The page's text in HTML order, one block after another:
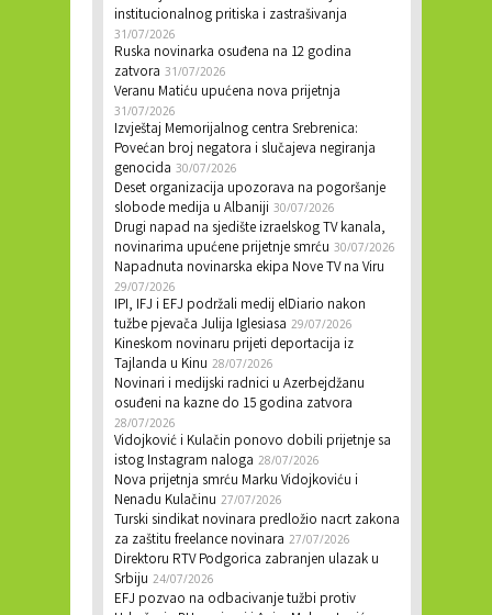
institucionalnog pritiska i zastrašivanja
31/07/2026
Ruska novinarka osuđena na 12 godina
zatvora 31/07/2026
Veranu Matiću upućena nova prijetnja
31/07/2026
Izvještaj Memorijalnog centra Srebrenica:
Povećan broj negatora i slučajeva negiranja
genocida 30/07/2026
Deset organizacija upozorava na pogoršanje
slobode medija u Albaniji 30/07/2026
Drugi napad na sjedište izraelskog TV kanala,
novinarima upućene prijetnje smrću 30/07/2026
Napadnuta novinarska ekipa Nove TV na Viru
29/07/2026
IPI, IFJ i EFJ podržali medij elDiario nakon
tužbe pjevača Julija Iglesiasa 29/07/2026
Kineskom novinaru prijeti deportacija iz
Tajlanda u Kinu 28/07/2026
Novinari i medijski radnici u Azerbejdžanu
osuđeni na kazne do 15 godina zatvora
28/07/2026
Vidojković i Kulačin ponovo dobili prijetnje sa
istog Instagram naloga 28/07/2026
Nova prijetnja smrću Marku Vidojkoviću i
Nenadu Kulačinu 27/07/2026
Turski sindikat novinara predložio nacrt zakona
za zaštitu freelance novinara 27/07/2026
Direktoru RTV Podgorica zabranjen ulazak u
Srbiju 24/07/2026
EFJ pozvao na odbacivanje tužbi protiv